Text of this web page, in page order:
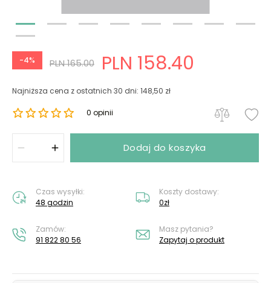
-4% PLN 165.00 PLN 158.40
Najniższa cena z ostatnich 30 dni: 148,50 zł
0 opinii
Dodaj do koszyka
Czas wysyłki:
48 godzin
Koszty dostawy:
0zł
Zamów:
91 822 80 56
Masz pytania?
Zapytaj o produkt